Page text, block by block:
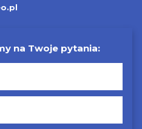
na Twoje pytania: